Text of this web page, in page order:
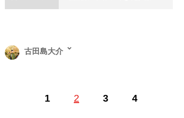
1 2 3 4
古田島大介
カルチャーなど興味関心の湧く分野を中心に執筆活動を